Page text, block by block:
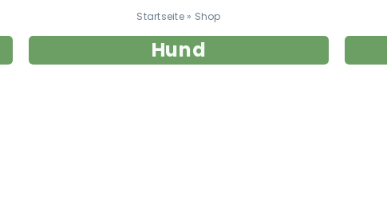
Startseite» Shop
Hund